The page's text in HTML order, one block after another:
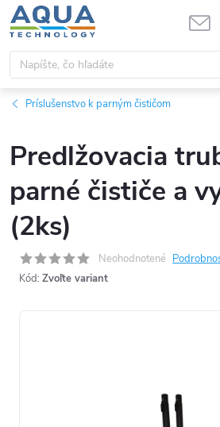
Prejsť
na
obsah
Príslušenstvo k parným čističom
Predlžovacia
parné čističe a
(2ks)
Neohodnotené
Kód: Zvoľte variant